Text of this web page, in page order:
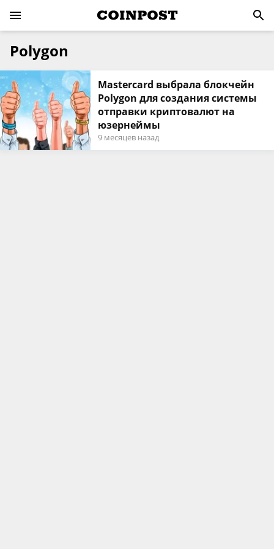
Polygon
Mastercard выбрала блокчейн
Polygon для создания системы
отправки криптовалют на
юзернеймы
9 месяцев назад